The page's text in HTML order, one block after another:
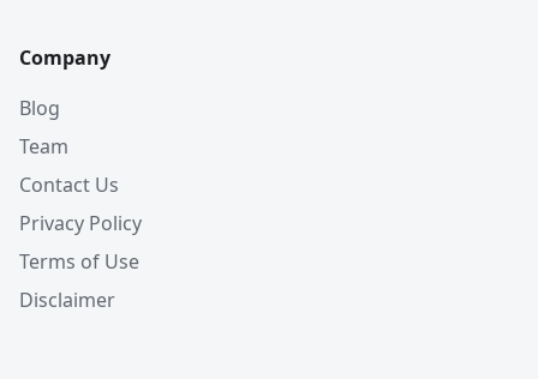
Company
Blog
Team
Contact Us
Privacy Policy
Terms of Use
Disclaimer